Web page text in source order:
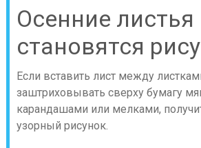
Осенние листья
становятся
Если вставить лист между
заштриховывать сверху бумагу
карандашами или мелками,
узорный рисунок.